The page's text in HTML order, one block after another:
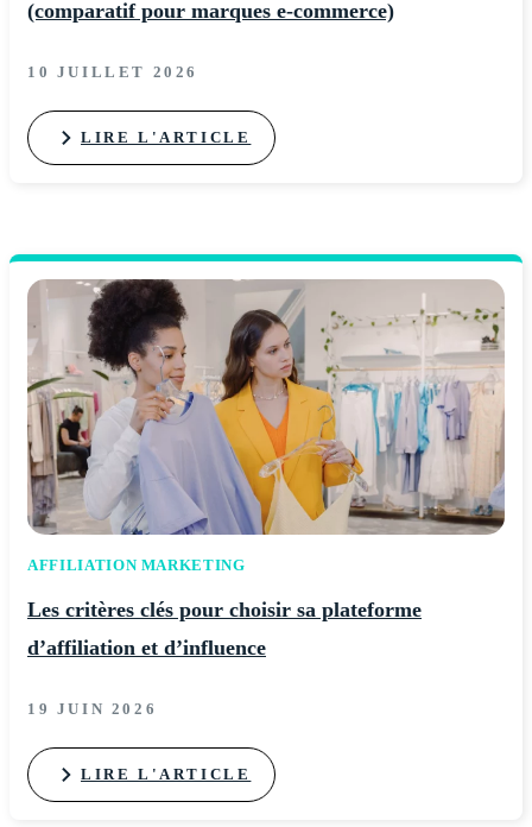
(comparatif pour marques e-commerce)
10 JUILLET 2026
LIRE L'ARTICLE
AFFILIATION MARKETING
Les critères clés pour choisir sa plateforme
d’affiliation et d’influence
19 JUIN 2026
LIRE L'ARTICLE